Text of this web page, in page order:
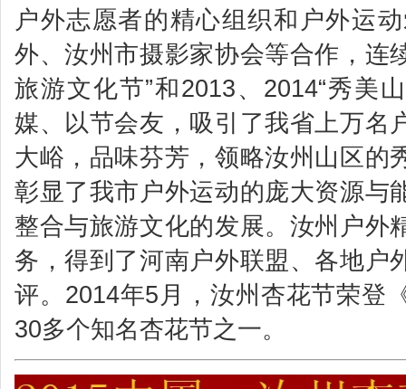
户外志愿者的精心组织和户外运
外、汝州市摄影家协会等合作，连
旅游文化节”和2013、2014“秀美
媒、以节会友，吸引了我省上万名
大峪，品味芬芳，领略汝州山区的
彰显了我市户外运动的庞大资源与
整合与旅游文化的发展。汝州户外
务，得到了河南户外联盟、各地户
评。2014年5月，汝州杏花节荣登
30多个知名杏花节之一。